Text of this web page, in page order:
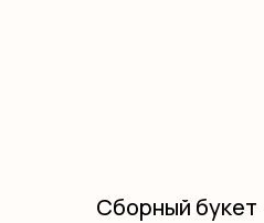
Сборный букет